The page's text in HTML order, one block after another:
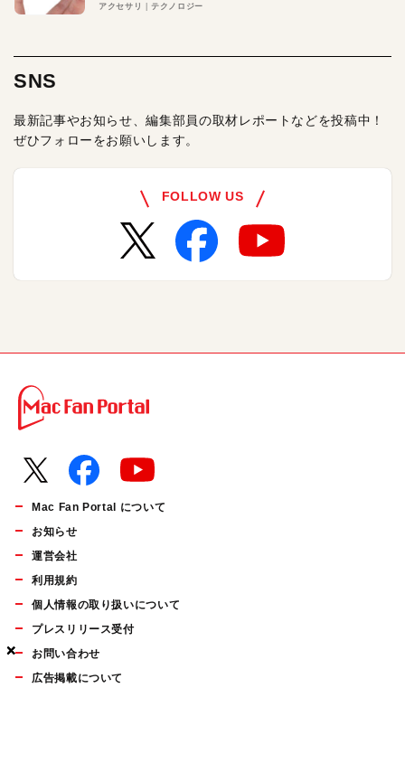
×
×
×
アクセサリ テクノロジー
SNS
最新記事やお知らせ、編集部員の取材レポートなどを投稿中！
ぜひフォローをお願いします。
FOLLOW US
Mac Fan Portal について
お知らせ
運営会社
利用規約
個人情報の取り扱いについて
プレスリリース受付
お問い合わせ
広告掲載について